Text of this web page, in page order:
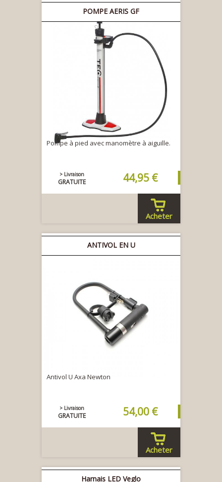
POMPE AERIS GF
Pompe à pied avec manomètre à aiguille.
> Livraison
GRATUITE 44,95 €
Acheter
ANTIVOL EN U
Antivol U Axa Newton
> Livraison
GRATUITE 54,00 €
Acheter
Harnais LED Veglo